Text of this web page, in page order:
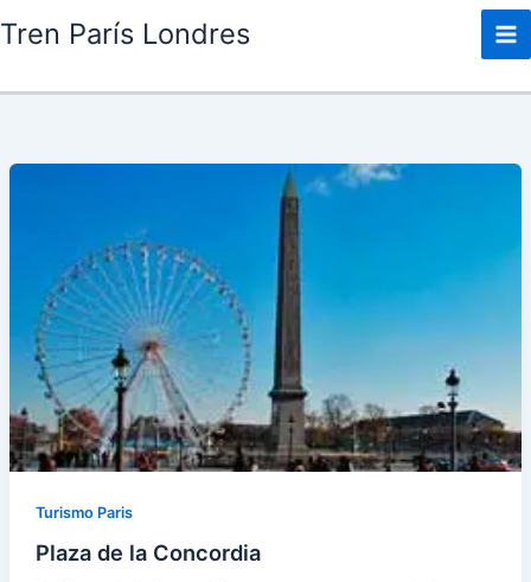
al
Tren París Londres
Turismo Paris
Plaza de la Concordia